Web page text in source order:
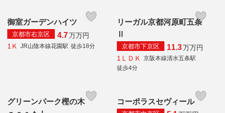
御室ガーデンハイツ
京都市右京区 4.7万万円
1Ｋ
JR山陰本線花園駅 徒歩18分
リーガル京都河原町五条
京都市下京区 11.3万万円
1ＬＤＫ
京阪本線清水五条駅
徒歩4分
グリーンパーク樫の木
コーポラスセヴィール